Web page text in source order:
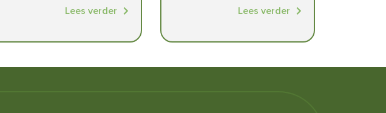
Lees verder
Lees verder